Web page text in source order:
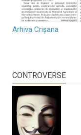
Arhiva Crișana
CONTROVERSE